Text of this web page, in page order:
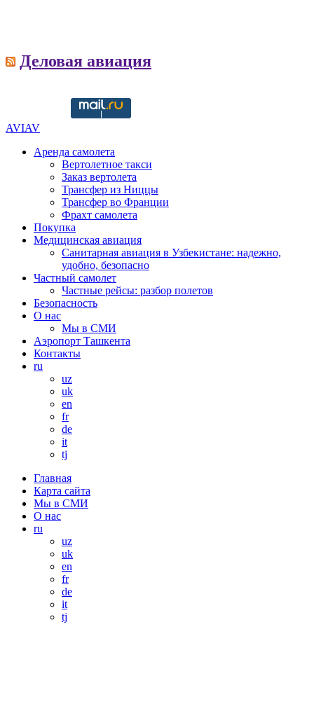
Деловая авиация
AVIAV
Аренда самолета
Вертолетное такси
Заказ вертолета
Трансфер из Ниццы
Трансфер во Франции
Фрахт самолета
Покупка
Медицинская авиация
Санитарная авиация в Узбекистане: надежно,
удобно, безопасно
Частный самолет
Частные рейсы: разбор полетов
Безопасность
О нас
Мы в СМИ
Аэропорт Ташкента
Контакты
ru
uz
uk
en
fr
de
it
tj
Главная
Карта сайта
Мы в СМИ
О нас
ru
uz
uk
en
fr
de
it
tj